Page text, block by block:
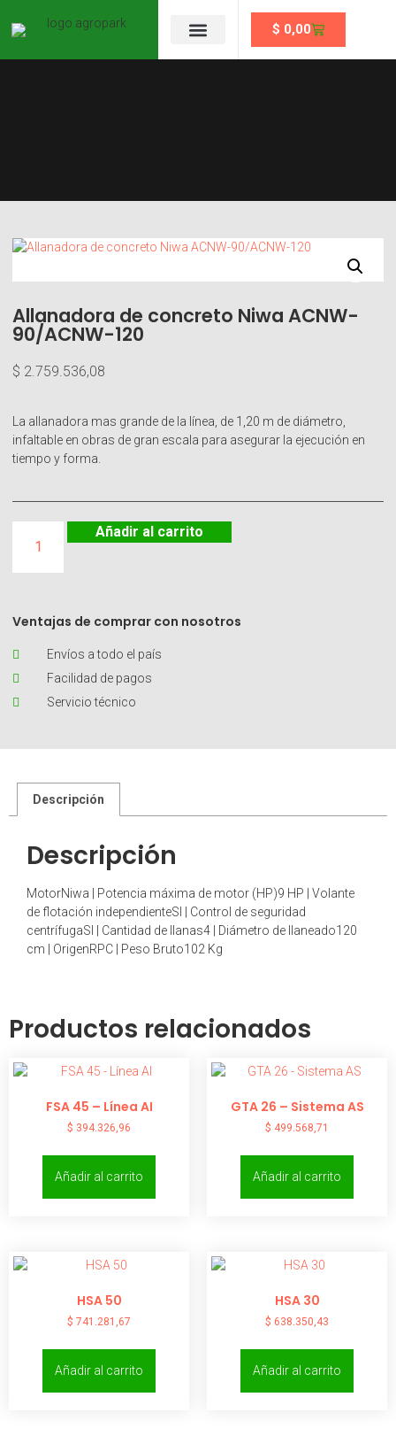
$ 0,00
Allanadora de concreto Niwa ACNW-
90/ACNW-120
$ 2.759.536,08
La allanadora mas grande de la línea, de 1,20 m de diámetro,
infaltable en obras de gran escala para asegurar la ejecución en
tiempo y forma.
Añadir al carrito
Ventajas de comprar con nosotros
Envíos a todo el país
Facilidad de pagos
Servicio técnico
Descripción
Descripción
MotorNiwa | Potencia máxima de motor (HP)9 HP | Volante
de flotación independienteSI | Control de seguridad
centrífugaSI | Cantidad de llanas4 | Diámetro de llaneado120
cm | OrigenRPC | Peso Bruto102 Kg
Productos relacionados
FSA 45 – Línea AI
$ 394.326,96
Añadir al carrito
GTA 26 – Sistema AS
$ 499.568,71
Añadir al carrito
HSA 50
$ 741.281,67
Añadir al carrito
HSA 30
$ 638.350,43
Añadir al carrito